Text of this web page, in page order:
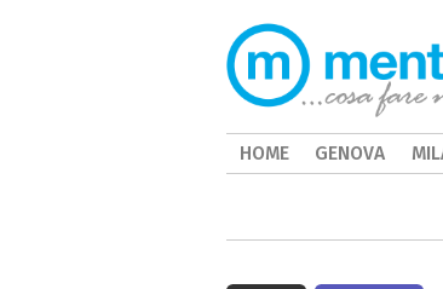
HOME GENOVA